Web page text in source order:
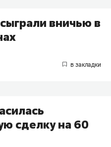
вничью в
сделку на 60